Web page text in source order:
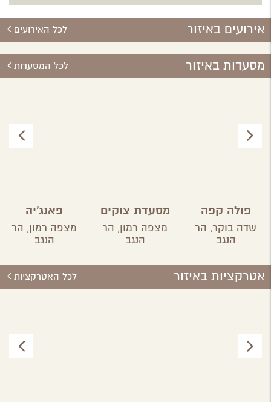
אירועים באיזור לכל האירועים
מסעדות באיזור לכל המסעדות
פולה קפה
שדה בוקר, הר
הנגב
מסעדת צוקים
מצפה רמון, הר
הנגב
פאנג'יה
מצפה רמון, הר
הנגב
אטרקציות באיזור לכל האטרקציות